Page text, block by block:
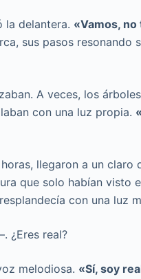
la delantera. «Vamos,
sus pasos resonando
A veces, los
con una luz propia.
llegaron a un claro
que solo habían visto
con una luz
¿Eres real?
melodiosa. «Sí, soy